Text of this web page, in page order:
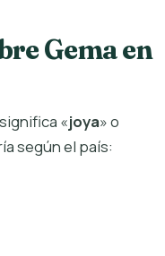
Gema en
«joya» o
según el país: